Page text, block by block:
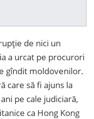
de nici un
a urcat pe procurori
gîndit moldovenilor.
care să fi ajuns la
pe cale judiciară,
ca Hong Kong